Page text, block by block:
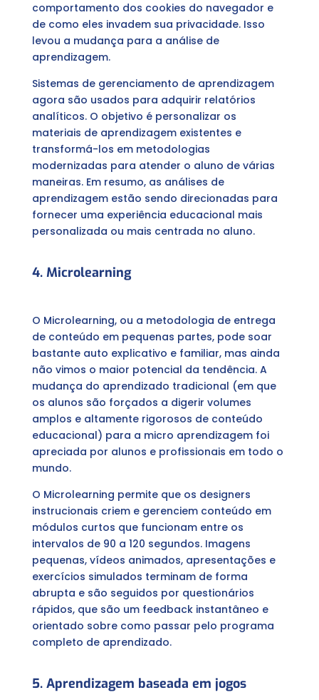
comportamento dos cookies do navegador e
de como eles invadem sua privacidade. Isso
levou a mudança para a análise de
aprendizagem.
Sistemas de gerenciamento de aprendizagem
agora são usados ​​para adquirir relatórios
analíticos. O objetivo é personalizar os
materiais de aprendizagem existentes e
transformá-los em metodologias
modernizadas para atender o aluno de várias
maneiras. Em resumo, as análises de
aprendizagem estão sendo direcionadas para
fornecer uma experiência educacional mais
personalizada ou mais centrada no aluno.
4. Microlearning
O Microlearning, ou a metodologia de entrega
de conteúdo em pequenas partes, pode soar
bastante auto explicativo e familiar, mas ainda
não vimos o maior potencial da tendência. A
mudança do aprendizado tradicional (em que
os alunos são forçados a digerir volumes
amplos e altamente rigorosos de conteúdo
educacional) para a micro aprendizagem foi
apreciada por alunos e profissionais em todo o
mundo.
O Microlearning permite que os designers
instrucionais criem e gerenciem conteúdo em
módulos curtos que funcionam entre os
intervalos de 90 a 120 segundos. Imagens
pequenas, vídeos animados, apresentações e
exercícios simulados terminam de forma
abrupta e são seguidos por questionários
rápidos, que são um feedback instantâneo e
orientado sobre como passar pelo programa
completo de aprendizado.
5. Aprendizagem baseada em jogos